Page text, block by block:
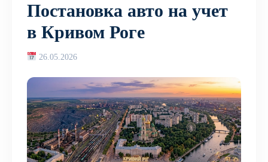
Постановка авто на учет
в Кривом Роге
26.05.2026